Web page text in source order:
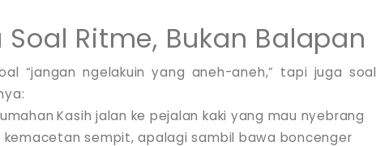
Ritme, Bukan Balapan
“jangan ngelakuin yang aneh-aneh,” tapi juga soal
Kasih jalan ke pejalan kaki yang mau nyebrang
sempit, apalagi sambil bawa boncenger